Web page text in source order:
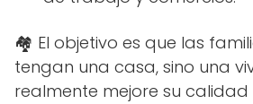
🏘️ El objetivo es que las
tengan una casa, sino una
realmente mejore su calidad